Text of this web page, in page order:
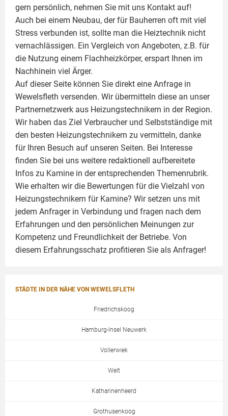
gern persönlich, nehmen Sie mit uns Kontakt auf!
Auch bei einem Neubau, der für Bauherren oft mit viel
Stress verbunden ist, sollte man die Heiztechnik nicht
vernachlässigen. Ein Vergleich von Angeboten, z.B. für
die Nutzung einem Flachheizkörper, erspart Ihnen im
Nachhinein viel Ärger.
Auf dieser Seite können Sie direkt eine Anfrage in
Wewelsfleth versenden. Wir übermitteln diese an unser
Partnernetzwerk aus Heizungstechnikern in der Region.
Wir haben das Ziel Verbraucher und Selbstständige mit
den besten Heizungstechnikern zu vermitteln, danke
für Ihren Besuch auf unseren Seiten. Bei Interesse
finden Sie bei uns weitere redaktionell aufbereitete
Infos zu Kamine in der entsprechenden Themenrubrik.
Wie erhalten wir die Bewertungen für die Vielzahl von
Heizungstechnikern für Kamine? Wir setzen uns mit
jedem Anfrager in Verbindung und fragen nach dem
Erfahrungen und den persönlichen Meinungen zur
Kompetenz und Freundlichkeit der Betriebe. Von
diesem Erfahrungsschatz profitieren Sie als Anfrager!
STÄDTE IN DER NÄHE VON WEWELSFLETH
Friedrichskoog
Hamburg-Insel Neuwerk
Vollerwiek
Welt
Katharinenheerd
Grothusenkoog